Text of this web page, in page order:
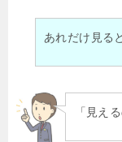
あれだけ見る
「見え